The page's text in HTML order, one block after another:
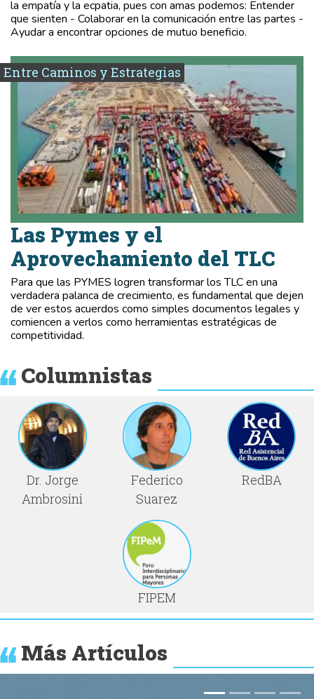
la empatía y la ecpatia, pues con amas podemos: Entender
que sienten - Colaborar en la comunicación entre las partes -
Ayudar a encontrar opciones de mutuo beneficio.
Entre Caminos y Estrategias
Las Pymes y el
Aprovechamiento del TLC
Para que las PYMES logren transformar los TLC en una
verdadera palanca de crecimiento, es fundamental que dejen
de ver estos acuerdos como simples documentos legales y
comiencen a verlos como herramientas estratégicas de
competitividad.
Columnistas
Dr. Jorge
Ambrosini
Federico
Suarez
RedBA
FIPEM
Más Artículos